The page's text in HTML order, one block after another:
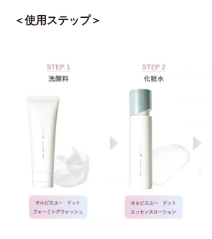
＜使用ステップ＞